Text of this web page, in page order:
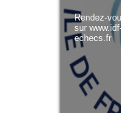
Rendez-
sur
echecs.fr